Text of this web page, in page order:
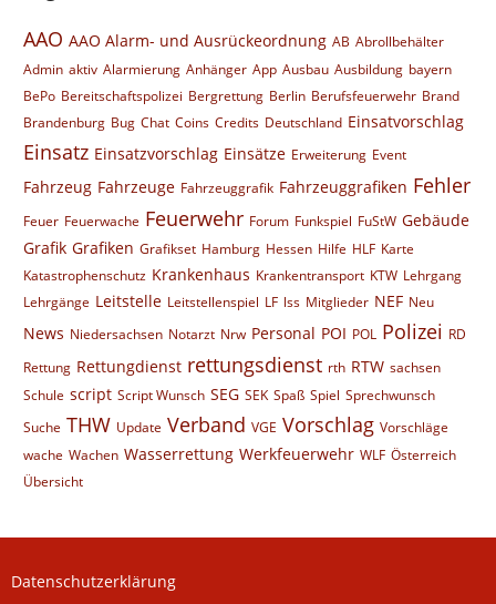
AAO AAO Alarm- und Ausrückeordnung AB Abrollbehälter
Admin aktiv Alarmierung Anhänger App Ausbau Ausbildung bayern
BePo Bereitschaftspolizei Bergrettung Berlin Berufsfeuerwehr Brand
Brandenburg Bug Chat Coins Credits Deutschland Einsatvorschlag
Einsatz Einsatzvorschlag Einsätze Erweiterung Event
Fahrzeug Fahrzeuge Fahrzeuggrafik Fahrzeuggrafiken Fehler
Feuer Feuerwache Feuerwehr Forum Funkspiel FuStW Gebäude
Grafik Grafiken Grafikset Hamburg Hessen Hilfe HLF Karte
Katastrophenschutz Krankenhaus Krankentransport KTW Lehrgang
Lehrgänge Leitstelle Leitstellenspiel LF lss Mitglieder NEF Neu
News Niedersachsen Notarzt Nrw Personal POI POL Polizei RD
Rettung Rettungdienst rettungsdienst rth RTW sachsen
Schule script Script Wunsch SEG SEK Spaß Spiel Sprechwunsch
Suche THW Update Verband VGE Vorschlag Vorschläge
wache Wachen Wasserrettung Werkfeuerwehr WLF Österreich
Übersicht
Datenschutzerklärung